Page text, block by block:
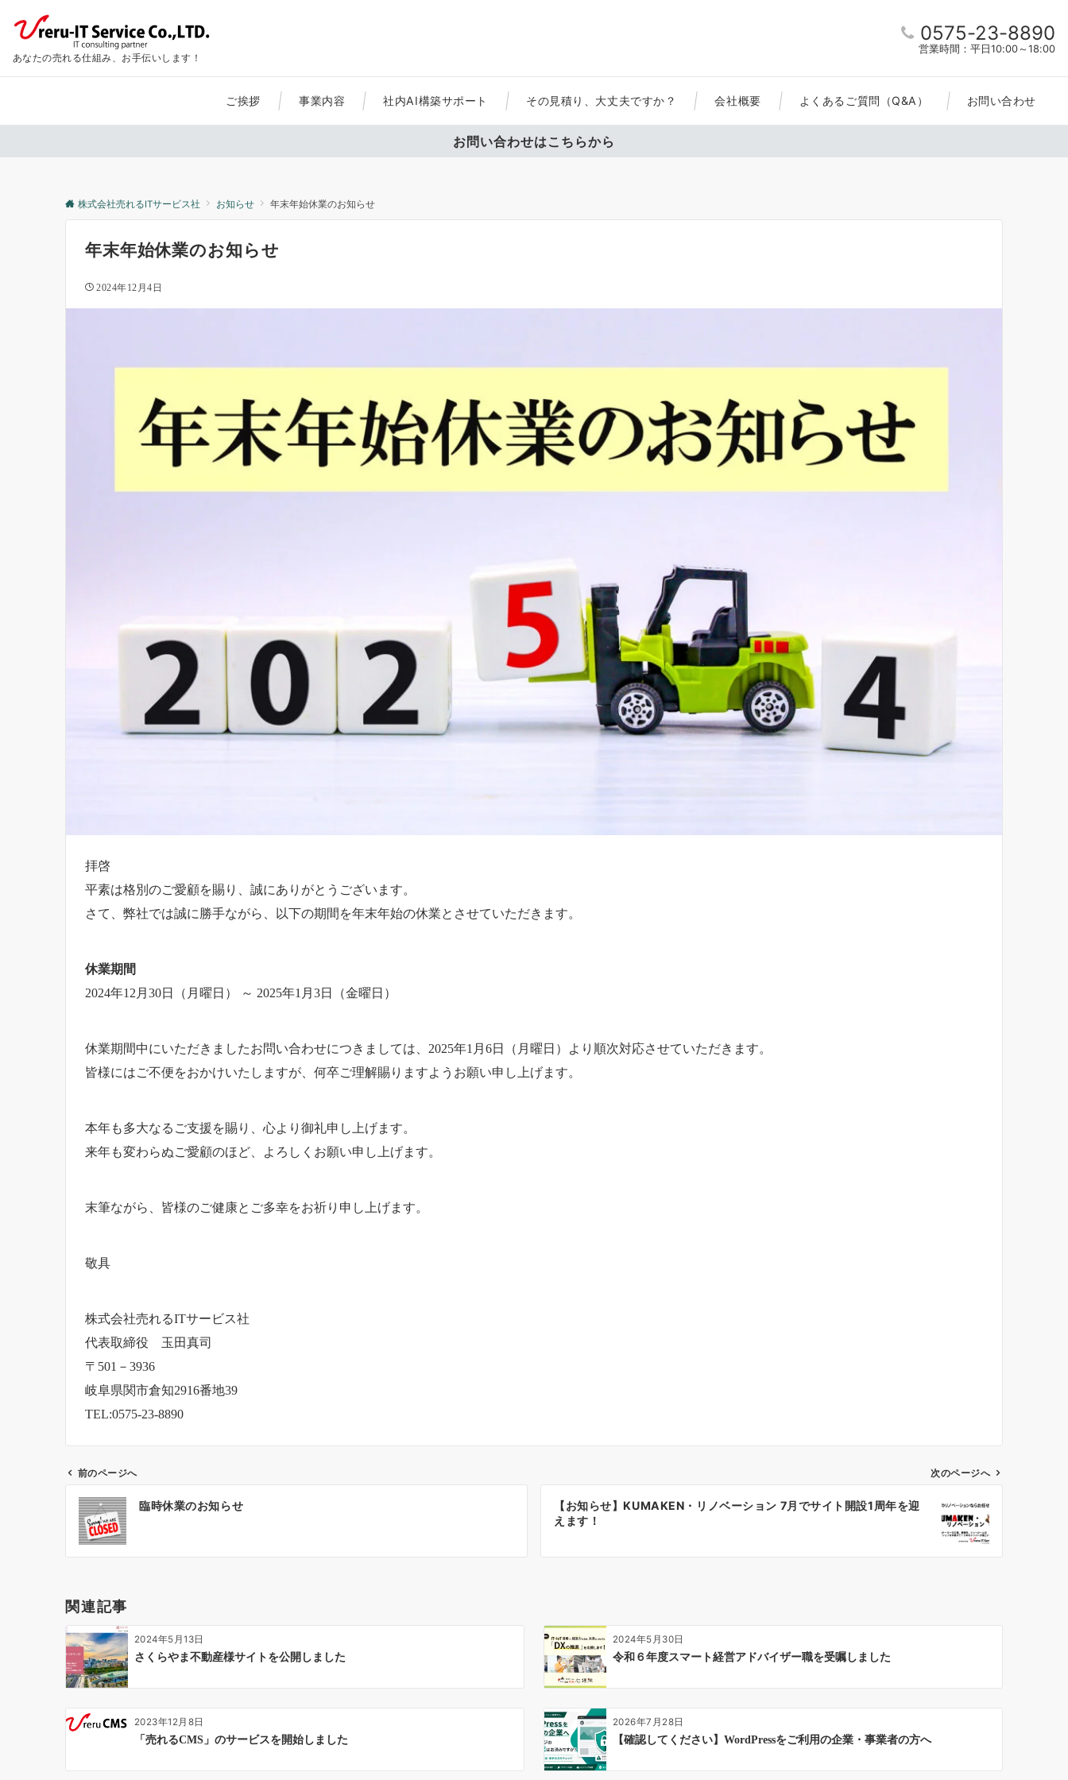
あなたの売れる仕組み、お手伝いします！
0575-23-8890
営業時間：平日10:00～18:00
ご挨拶 事業内容 社内AI構築サポート その見積り、大丈夫ですか？ 会社概要 よくあるご質問（Q&A） お問い合わせ
お問い合わせはこちらから
株式会社売れるITサービス社 お知らせ 年末年始休業のお知らせ
年末年始休業のお知らせ
2024年12月4日
拝啓
平素は格別のご愛顧を賜り、誠にありがとうございます。
さて、弊社では誠に勝手ながら、以下の期間を年末年始の休業とさせていただきます。
休業期間
2024年12月30日（月曜日） ～ 2025年1月3日（金曜日）
休業期間中にいただきましたお問い合わせにつきましては、2025年1月6日（月曜日）より順次対応させていただきます。
皆様にはご不便をおかけいたしますが、何卒ご理解賜りますようお願い申し上げます。
本年も多大なるご支援を賜り、心より御礼申し上げます。
来年も変わらぬご愛顧のほど、よろしくお願い申し上げます。
末筆ながら、皆様のご健康とご多幸をお祈り申し上げます。
敬具
株式会社売れるITサービス社
代表取締役 玉田真司
〒501－3936
岐阜県関市倉知2916番地39
TEL:0575-23-8890
シ
ョ
ン
前のページへ
臨時休業のお知らせ
次のページへ
【お知らせ】KUMAKEN・リノベーション 7月でサイト開設1周年を迎
えます！
関連記事
2024年5月13日
さくらやま不動産様サイトを公開しました
2024年5月30日
令和６年度スマート経営アドバイザー職を受嘱しました
2023年12月8日
「売れるCMS」のサービスを開始しました
2026年7月28日
【確認してください】WordPressをご利用の企業・事業者の方へ